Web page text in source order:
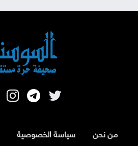
من نحن سياسة الخصوصية